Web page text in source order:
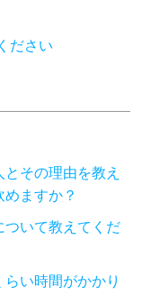
ださい
その理由を教え
ますか？
ついて教えてくだ
い時間がかかり